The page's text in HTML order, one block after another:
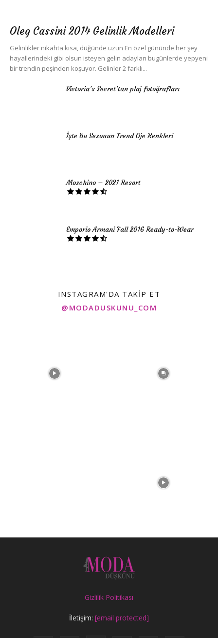
Oleg Cassini 2014 Gelinlik Modelleri
Gelinlikler nikahta kısa, düğünde uzun En özel gününde her şey
hayallerindeki gibi olsun isteyen gelin adayları bugünlerde yepyeni
bir trendin peşinden koşuyor. Gelinler 2 farklı...
Victoria’s Secret’tan plaj fotoğrafları
İşte Bu Sezonun Trend Oje Renkleri
Moschino – 2021 Resort
Emporio Armani Fall 2016 Ready-to-Wear
INSTAGRAM'DA TAKIP ET
@MODADUSKUNU_COM
Gizlilik Politikası
İletişim: [email protected]